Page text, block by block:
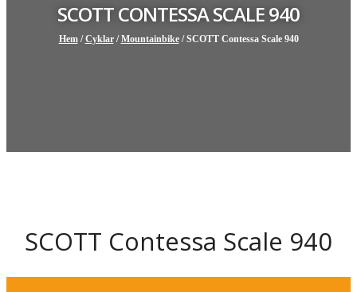
SCOTT CONTESSA SCALE 940
Hem/Cyklar/Mountainbike/ SCOTT Contessa Scale 940
SCOTT Contessa Scale 940